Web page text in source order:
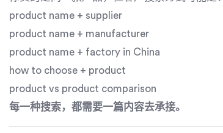
product name + supplier
product name + manufacturer
product name + factory in China
how to choose + product
product vs product comparison
每一种搜索，都需要一篇内容去承接。